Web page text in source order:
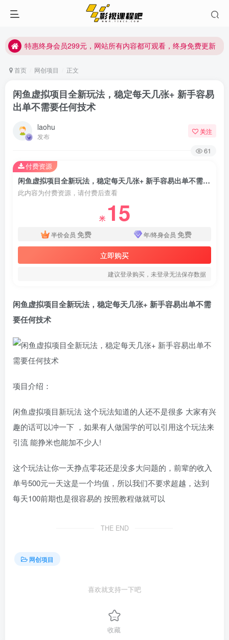
特惠终身会员299元，网站所有内容都可观看，终身免费更新
特惠终身会员299元，网站所有内容都可观看，终身免费更新
首页 网创项目 正文
闲鱼虚拟项目全新玩法，稳定每天几张+ 新手容易
出单不需要任何技术
laohu
发布
关注
61
闲鱼虚拟项目全新玩法，稳定每天几张+ 新手容易出单不需要任何技术
此内容为付费资源，请付费后查看
米 15
半价会员 免费 年/终身会员 免费
立即购买
建议登录购买，未登录无法保存数据
付费资源
闲鱼虚拟项目全新玩法，稳定每天几张+ 新手容易出单不需
要任何技术
项目介绍：
闲鱼虚拟项目新玩法 这个玩法知道的人还不是很多 大家有兴
趣的话可以冲一下 ，如果有人做国学的可以引用这个玩法来
引流 能挣米也能加不少人!
这个玩法让你一天挣点零花还是没多大问题的，前辈的收入
单号500元一天这是一个均值，所以我们不要求超越，达到
每天100前期也是很容易的 按照教程做就可以
THE END
网创项目
喜欢就支持一下吧
收藏